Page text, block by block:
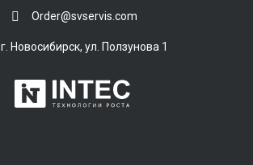
Order@svservis.com
г. Новосибирск, ул. Ползунова 1